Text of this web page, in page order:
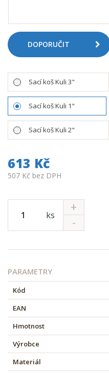
DOPORUČIT
Sací koš Kuli 3"
Sací koš Kuli 1"
Sací koš Kuli 2"
613 Kč
507 Kč bez DPH
ks
PARAMETRY
Kód
EAN
Hmotnost
Výrobce
Materiál